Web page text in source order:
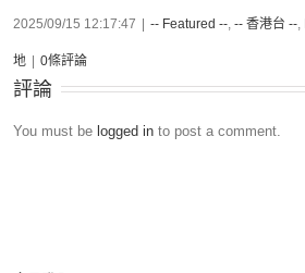
2025/09/15 12:17:47 -- Featured --, -- 香港台 --,
地 0條評論
評論
You must be logged in to post a comment.